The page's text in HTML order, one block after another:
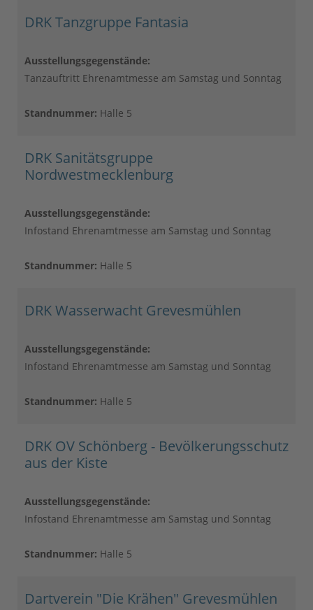
DRK Tanzgruppe Fantasia
Ausstellungsgegenstände:
Tanzauftritt Ehrenamtmesse am Samstag und Sonntag
Standnummer: Halle 5
DRK Sanitätsgruppe
Nordwestmecklenburg
Ausstellungsgegenstände:
Infostand Ehrenamtmesse am Samstag und Sonntag
Standnummer: Halle 5
DRK Wasserwacht Grevesmühlen
Ausstellungsgegenstände:
Infostand Ehrenamtmesse am Samstag und Sonntag
Standnummer: Halle 5
DRK OV Schönberg - Bevölkerungsschutz
aus der Kiste
Ausstellungsgegenstände:
Infostand Ehrenamtmesse am Samstag und Sonntag
Standnummer: Halle 5
Dartverein "Die Krähen" Grevesmühlen